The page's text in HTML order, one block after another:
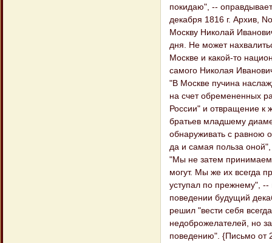
покидаю", --
декабря 1816 г. Архив,
Москву Николай
дня. Не может
Москве и какой-то
самого Николая
"В Москве пучина
на счет обремененных
России" и отвращение к
братьев младшему
обнаруживать с равною
да и самая польза
"Мы не затем
могут. Мы же их всегда
уступал по прежнему",
поведении будущий
решил "вести себя
недоброжелателей, но
поведению". {Письмо от